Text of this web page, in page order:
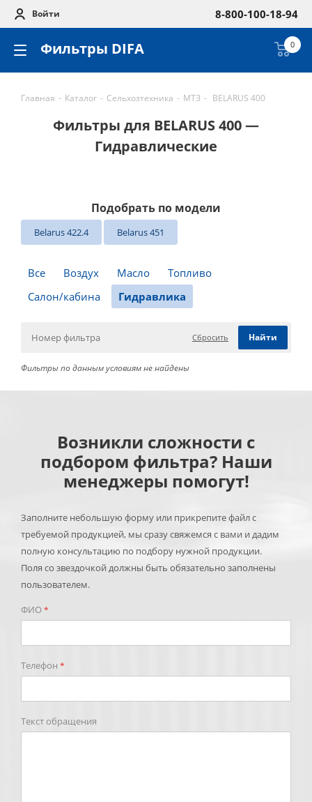
Войти 8-800-100-18-94
Фильтры DIFA 0
Главная - Каталог - Сельхозтехника - МТЗ - BELARUS 400
Фильтры для BELARUS 400 —
Гидравлические
Подобрать по модели
Belarus 422.4 Belarus 451
Все Воздух Масло
Топливо
Салон/кабина
Гидравлика
Сбросить
Фильтры по данным условиям не найдены
Возникли сложности с
подбором фильтра? Наши
менеджеры помогут!
Заполните небольшую форму или прикрепите файл с
требуемой продукцией, мы сразу свяжемся с вами и дадим
полную консультацию по подбору нужной продукции.
Поля со звездочкой должны быть обязательно заполнены
пользователем.
ФИО*
Телефон *
Текст обращения